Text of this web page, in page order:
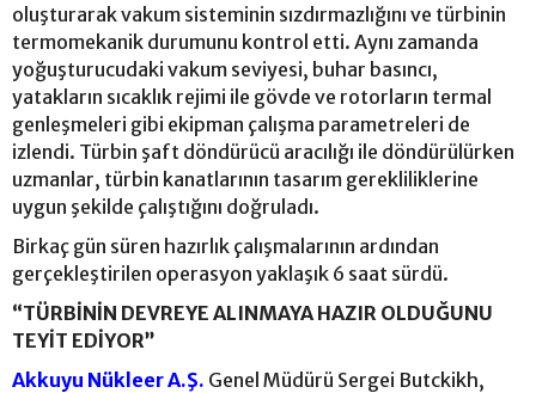
oluşturarak vakum sisteminin sızdırmazlığını ve türbinin
termomekanik durumunu kontrol etti. Aynı zamanda
yoğuşturucudaki vakum seviyesi, buhar basıncı,
yatakların sıcaklık rejimi ile gövde ve rotorların termal
genleşmeleri gibi ekipman çalışma parametreleri de
izlendi. Türbin şaft döndürücü aracılığı ile döndürülürken
uzmanlar, türbin kanatlarının tasarım gerekliliklerine
uygun şekilde çalıştığını doğruladı.
Birkaç gün süren hazırlık çalışmalarının ardından
gerçekleştirilen operasyon yaklaşık 6 saat sürdü.
“TÜRBİNİN DEVREYE ALINMAYA HAZIR OLDUĞUNU
TEYİT EDİYOR”
Akkuyu Nükleer A.Ş. Genel Müdürü Sergei Butckikh,